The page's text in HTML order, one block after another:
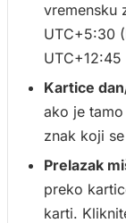
vremensku
UTC+5:30
Kartice
ako je
znak koji
Prelazak
preko
karti.